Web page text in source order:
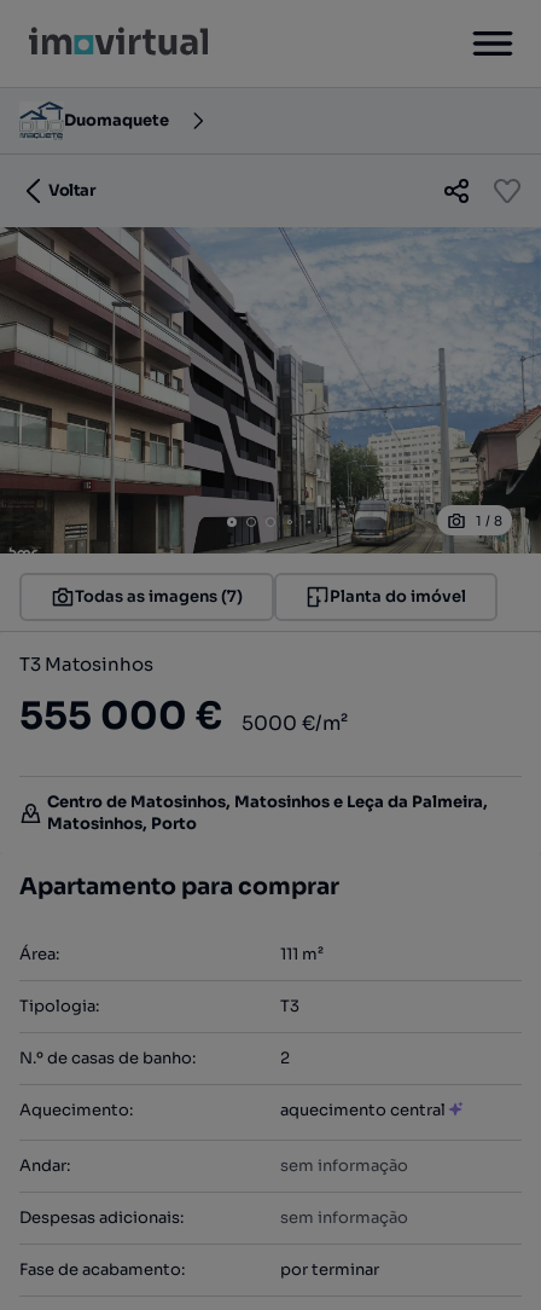
Duomaquete
Voltar
1 / 8
Todas as imagens (7) Planta do imóvel
T3 Matosinhos
555 000 € 5000 €/m²
Centro de Matosinhos, Matosinhos e Leça da Palmeira,
Matosinhos, Porto
Apartamento para comprar
Área: 111 m²
Tipologia: T3
N.º de casas de banho: 2
Aquecimento: aquecimento central
Andar: sem informação
Despesas adicionais: sem informação
Fase de acabamento: por terminar